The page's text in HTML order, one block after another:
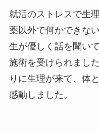
就活のストレスで生
薬以外で何かできな
生が優しく話を聞い
施術を受けられまし
りに生理が来て、体
感動しました。